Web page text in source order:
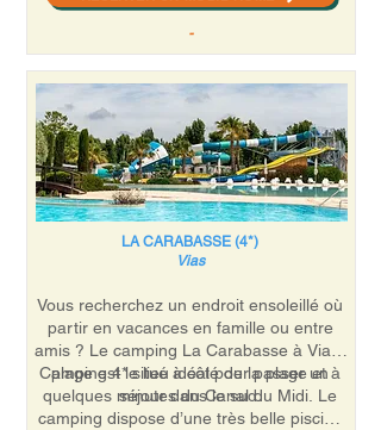
l’emblématique étang de Thau. Le
bassins, dont un chauffé, 1 toboggan, 1
pataugeoire) et d’infrastructures
sportives et de loisir. Les animations sont
assurées sur juillet-août par une équipe
dynamique qui saura satisfaire les petits
comme les grands !
-
LA CARABASSE (4*)
Vias
Vous recherchez un endroit ensoleillé où
partir en vacances en famille ou entre
amis ? Le camping La Carabasse à Vias-
plage est le lieu idéal pour passer un
séjour dans le sud.
Camping 4* situé à côté de la plage et à
quelques minutes du Canal du Midi. Le
camping dispose d’une très belle piscine